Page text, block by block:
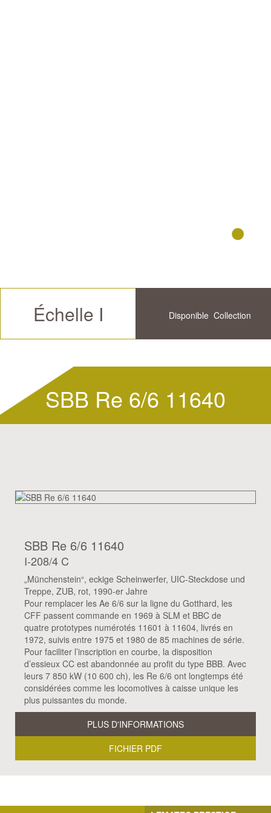
Échelle I Disponible Collection
SBB Re 6/6 11640
SBB Re 6/6 11640
I-208/4 C
„Münchenstein“, eckige Scheinwerfer, UIC-Steckdose und
Treppe, ZUB, rot, 1990-er Jahre
Pour remplacer les Ae 6/6 sur la ligne du Gotthard, les
CFF passent commande en 1969 à SLM et BBC de
quatre prototypes numérotés 11601 à 11604, livrés en
1972, suivis entre 1975 et 1980 de 85 machines de série.
Pour faciliter l’inscription en courbe, la disposition
d’essieux CC est abandonnée au profit du type BBB. Avec
leurs 7 850 kW (10 600 ch), les Re 6/6 ont longtemps été
considérées comme les locomotives à caisse unique les
plus puissantes du monde.
PLUS D'INFORMATIONS
FICHIER PDF